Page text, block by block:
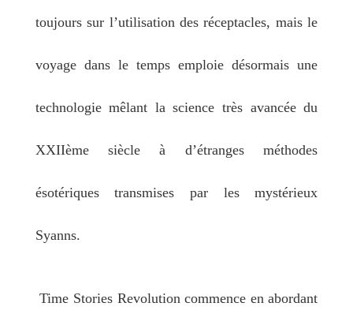
toujours sur l’utilisation des réceptacles, mais le
voyage dans le temps emploie désormais une
technologie mêlant la science très avancée du
XXIIème siècle à d’étranges méthodes
ésotériques transmises par les mystérieux
Syanns.
Time Stories Revolution commence en abordant